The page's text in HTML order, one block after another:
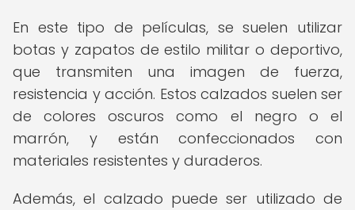
En este tipo de películas, se suelen utilizar
botas y zapatos de estilo militar o deportivo,
que transmiten una imagen de fuerza,
resistencia y acción. Estos calzados suelen ser
de colores oscuros como el negro o el
marrón, y están confeccionados con
materiales resistentes y duraderos.
Además, el calzado puede ser utilizado de